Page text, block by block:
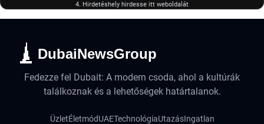
4. Hirdetéshely hirdesse itt weboldalát
DubaiNewsGroup
Fedezze fel Dubait: A modern csoda, ahol a kultúrák
találkoznak és a lehetőségek határtalanok.
ÜzletÉletmódUAETechnológiaUtazásIngatlan